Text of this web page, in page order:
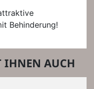
Behinderung!
IHNEN AUCH